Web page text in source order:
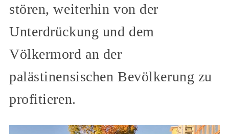
stören, weiterhin von der
Unterdrückung und dem
Völkermord an der
palästinensischen Bevölkerung zu
profitieren.